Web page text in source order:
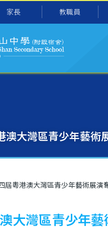
家長 教職員
澳大灣區青少年藝術
屆粵港澳大灣區青少年藝術展演
大灣區青少年藝